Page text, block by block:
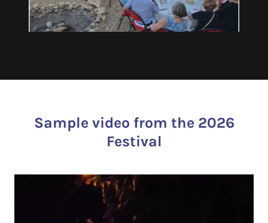
Sample video from the 2026
Festival